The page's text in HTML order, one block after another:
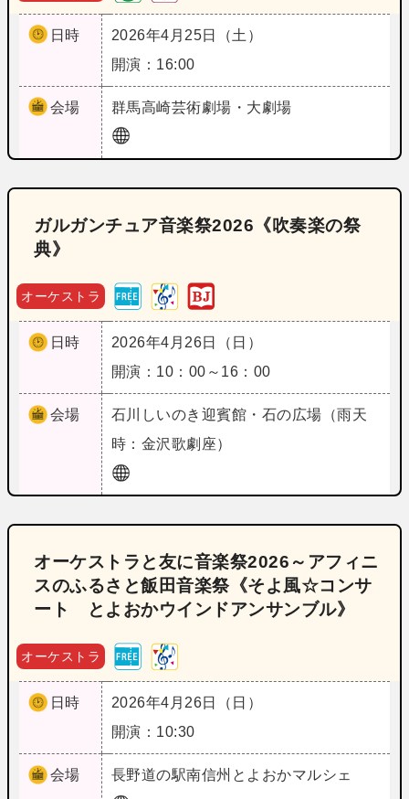
日時
2026年4月25日（土）
開演：16:00
会場 群馬高崎芸術劇場・大劇場
ガルガンチュア音楽祭2026《吹奏楽の祭
典》
オーケストラ
日時
2026年4月26日（日）
開演：10：00～16：00
会場 石川
しいのき迎賓館・石の広場（雨天
時：金沢歌劇座）
オーケストラと友に音楽祭2026～アフィニ
スのふるさと飯田音楽祭《そよ風☆コンサ
ート とよおかウインドアンサンブル》
オーケストラ
日時
2026年4月26日（日）
開演：10:30
会場 長野道の駅南信州とよおかマルシェ